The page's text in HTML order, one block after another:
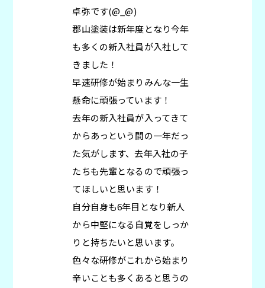
卓弥です(@_@)
郡山塗装は新年度となり今年
も多くの新入社員が入社して
きました！
早速研修が始まりみんな一生
懸命に頑張っています！
去年の新入社員が入ってきて
からあっという間の一年だっ
た気がします、去年入社の子
たちも先輩となるので頑張っ
てほしいと思います！
自分自身も6年目となり新人
から中堅になる自覚をしっか
りと持ちたいと思います。
色々な研修がこれから始まり
辛いことも多くあると思うの